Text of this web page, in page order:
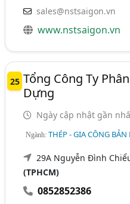
sales@nstsaigon.vn
www.nstsaigon.vn
25 Tổng Công Ty
Dựng
Ngày cập nhật gần
Ngành:THÉP - GIA CÔNG BẢN
29A Nguyễn Đình
(TPHCM)
0852852386